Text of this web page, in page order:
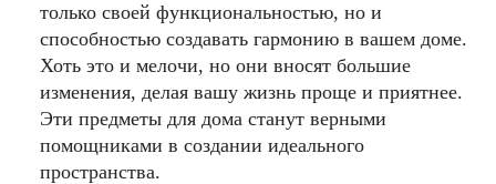
только своей функциональностью, но и
способностью создавать гармонию в вашем доме.
Хоть это и мелочи, но они вносят большие
изменения, делая вашу жизнь проще и приятнее.
Эти предметы для дома станут верными
помощниками в создании идеального
пространства.